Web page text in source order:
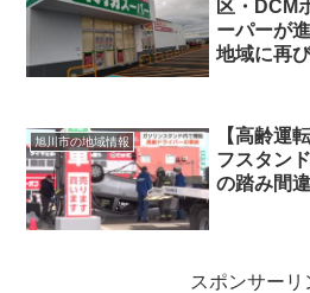
区・DCM
ーパーが
地域に再
旭川市の地域情報
【高齢運
フスタン
の踏み間
スポンサーリ